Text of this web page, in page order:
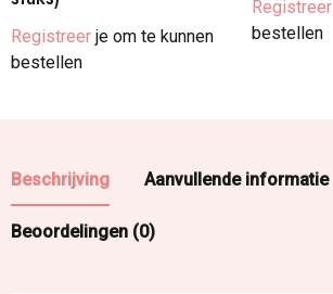
Registreer je om te kunnen
bestellen
Registreer
bestellen
Beschrijving Aanvullende informatie
Beoordelingen (0)